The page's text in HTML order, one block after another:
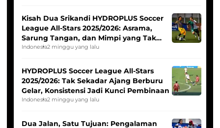
Kisah Dua Srikandi HYDROPLUS Soccer
League All-Stars 2025/2026: Asrama,
Sarung Tangan, dan Mimpi yang Tak
Pernah Padam
Indonesia2 minggu yang lalu
HYDROPLUS Soccer League All-Stars
2025/2026: Tak Sekadar Ajang Berburu
Gelar, Konsistensi Jadi Kunci Pembinaan
Indonesia2 minggu yang lalu
Dua Jalan, Satu Tujuan: Pengalaman